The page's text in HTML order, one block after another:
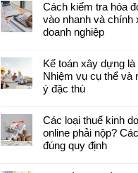
Cách kiểm tra hóa
vào nhanh và chính
doanh nghiệp
Kế toán xây dựng là
Nhiệm vụ cụ thể và
ý đặc thù
Các loại thuế kinh
online phải nộp?
đúng quy định